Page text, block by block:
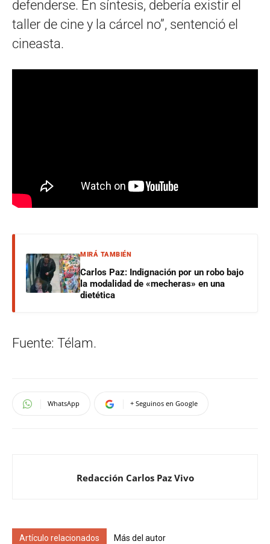
defenderse. En síntesis, debería existir el
taller de cine y la cárcel no”, sentenció el
cineasta.
MIRÁ TAMBIÉN
Carlos Paz: Indignación por un robo bajo
la modalidad de «mecheras» en una
dietética
Fuente: Télam.
WhatsApp + Seguinos en Google
Redacción Carlos Paz Vivo
Artículo relacionados Más del autor